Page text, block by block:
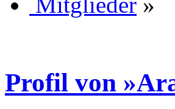
Profil von